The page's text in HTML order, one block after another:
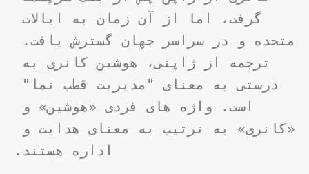
اداره هستند.